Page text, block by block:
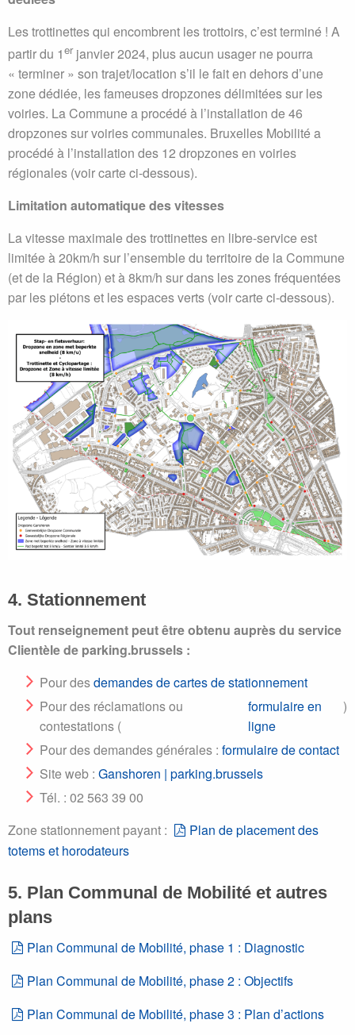
Les trottinettes qui encombrent les trottoirs, c’est terminé ! A
partir du 1erjanvier 2024, plus aucun usager ne pourra
« terminer » son trajet/location s’il le fait en dehors d’une
zone dédiée, les fameuses dropzones délimitées sur les
voiries. La Commune a procédé à l’installation de 46
dropzones sur voiries communales. Bruxelles Mobilité a
procédé à l’installation des 12 dropzones en voiries
régionales (voir carte ci-dessous).
Limitation automatique des vitesses
La vitesse maximale des trottinettes en libre-service est
limitée à 20km/h sur l’ensemble du territoire de la Commune
(et de la Région) et à 8km/h sur dans les zones fréquentées
par les piétons et les espaces verts (voir carte ci-dessous).
4. Stationnement
Tout renseignement peut être obtenu auprès du service
Clientèle de parking.brussels :
Pour desdemandes de cartes de stationnement
Pour des réclamations ou
contestations (
formulaire en
ligne
)
Pour des demandes générales : formulaire de contact
Site web : Ganshoren | parking.brussels
Tél. : 02 563 39 00
Zone stationnement payant :
Plan de placement des
totems et horodateurs
5. Plan Communal de Mobilité et autres
plans
Plan Communal de Mobilité, phase 1 : Diagnostic
Plan Communal de Mobilité, phase 2 : Objectifs
Plan Communal de Mobilité, phase 3 : Plan d’actions